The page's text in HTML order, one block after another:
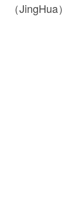
（JingHua）